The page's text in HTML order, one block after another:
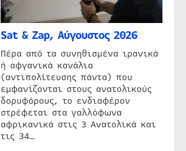
Sat & Zap, Αύγουστος 2026
Πέρα από τα συνηθισμένα ιρανικά
ή αφγανικά κανάλια
(αντιπολίτευσης πάντα) που
εμφανίζονται στους ανατολικούς
δορυφόρους, το ενδιαφέρον
στρέφεται στα γαλλόφωνα
αφρικανικά στις 3 Ανατολικά και
τις 34…